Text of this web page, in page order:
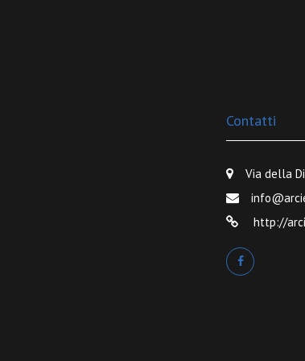
Contatti
Via della
http://